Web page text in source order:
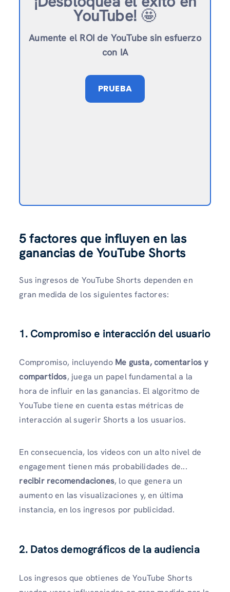
YouTube! 🤩
Aumente el ROI de YouTube sin esfuerzo
con IA
PRUEBA
5 factores que influyen en las
ganancias de YouTube Shorts
Sus ingresos de YouTube Shorts dependen en
gran medida de los siguientes factores:
1. Compromiso e interacción del usuario
Compromiso, incluyendo Me gusta, comentarios y
compartidos, juega un papel fundamental a la
hora de influir en las ganancias. El algoritmo de
YouTube tiene en cuenta estas métricas de
interacción al sugerir Shorts a los usuarios.
En consecuencia, los videos con un alto nivel de
engagement tienen más probabilidades de...
recibir recomendaciones, lo que genera un
aumento en las visualizaciones y, en última
instancia, en los ingresos por publicidad.
2. Datos demográficos de la audiencia
Los ingresos que obtienes de YouTube Shorts